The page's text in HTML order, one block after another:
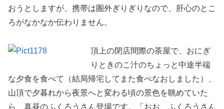
おうとしますが、携帯は圏外ぎりぎりなので、肝心のとこ
ろがなかなか伝わりません。
頂上の閉店間際の茶屋で、おにぎ
りときのこ汁のちょっと中途半端
な夕食を食べて（結局帰宅してまた食べなおしました）、
山頂で夕暮れから夜景へと変わる頃の景色を眺めていた
ら、真昼のふくろうさん登場です。「おお、ふくろうさん